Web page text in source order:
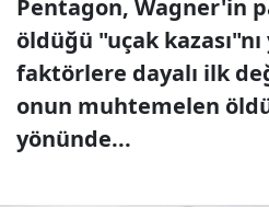
Pentagon, Wagner'in
öldüğü "uçak
faktörlere dayalı ilk
onun muhtemelen
yönünde...